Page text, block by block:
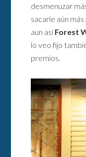
desmenuzar
sacarle aún
aun así Forest
lo veo fijo
premios.